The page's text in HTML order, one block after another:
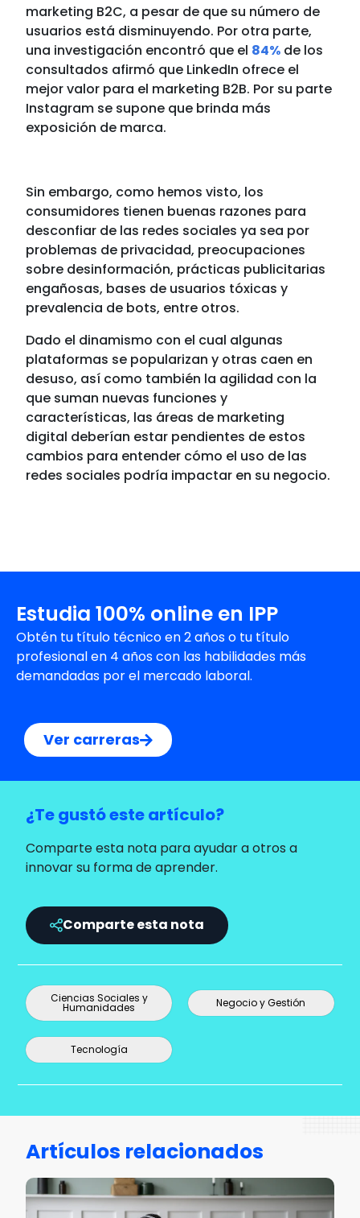
marketing B2C, a pesar de que su número de
usuarios está disminuyendo. Por otra parte,
una investigación encontró que el 84% de los
consultados afirmó que LinkedIn ofrece el
mejor valor para el marketing B2B. Por su parte
Instagram se supone que brinda más
exposición de marca.
Sin embargo, como hemos visto, los
consumidores tienen buenas razones para
desconfiar de las redes sociales ya sea por
problemas de privacidad, preocupaciones
sobre desinformación, prácticas publicitarias
engañosas, bases de usuarios tóxicas y
prevalencia de bots, entre otros.
Dado el dinamismo con el cual algunas
plataformas se popularizan y otras caen en
desuso, así como también la agilidad con la
que suman nuevas funciones y
características, las áreas de marketing
digital deberían estar pendientes de estos
cambios para entender cómo el uso de las
redes sociales podría impactar en su negocio.
Estudia 100% online en IPP
Obtén tu título técnico en 2 años o tu título
profesional en 4 años con las habilidades más
demandadas por el mercado laboral.
Ver carreras
¿Te gustó este artículo?
Comparte esta nota para ayudar a otros a
innovar su forma de aprender.
Comparte esta nota
Ciencias Sociales y
Humanidades Negocio y Gestión
Tecnología
Artículos relacionados